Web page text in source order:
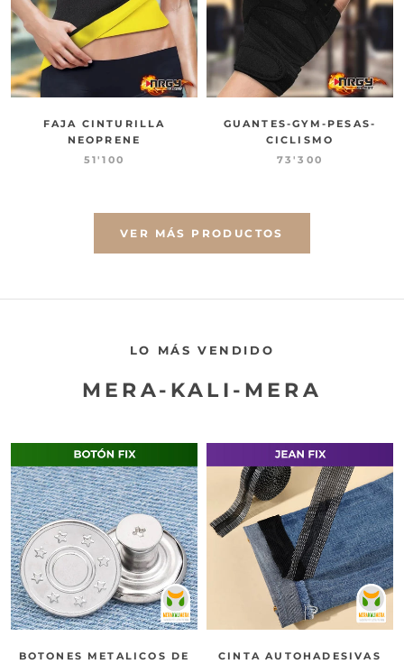
FAJA CINTURILLA
NEOPRENE
51'100
GUANTES-GYM-PESAS-
CICLISMO
73'300
VER MÁS PRODUCTOS
LO MÁS VENDIDO
MERA-KALI-MERA
BOTONES METALICOS DE
CINTA AUTOHADESIVAS